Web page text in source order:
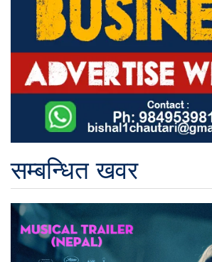
सम्बन्धित खवर